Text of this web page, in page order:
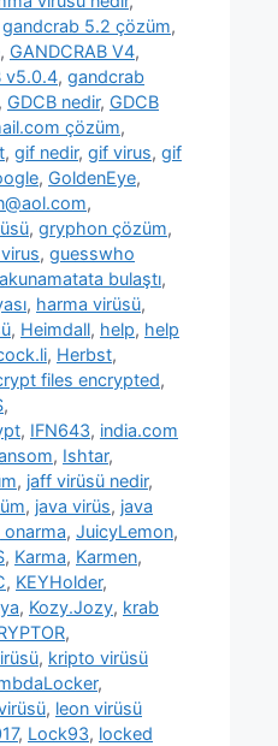
gandcrab 5.2 çözüm,
, GANDCRAB V4,
v5.0.4, gandcrab
, GDCB nedir, GDCB
çözüm,
, gif nedir, gif virus, gif
, GoldenEye,
,
, gryphon çözüm,
, guesswho
bulaştı,
, harma virüsü,
, Heimdall, help, help
, Herbst,
files encrypted,
,
, IFN643, india.com
, Ishtar,
, jaff virüsü nedir,
, java virüs, java
onarma, JuicyLemon,
, Karma, Karmen,
, KEYHolder,
, Kozy.Jozy, krab
,
, kripto virüsü
,
, leon virüsü
, Lock93, locked